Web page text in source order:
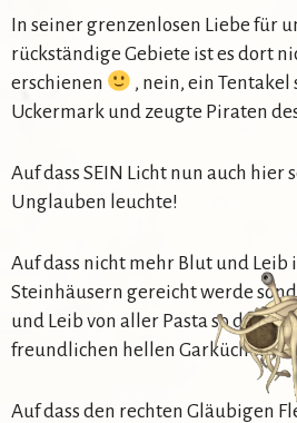
In seiner grenzenlosen Liebe für
rückständige Gebiete ist es dort
erschienen
, nein, ein
Uckermark und zeugte Piraten
Auf dass SEIN Licht nun auch hier
Unglauben leuchte!
Auf dass nicht mehr Blut und Leib
Steinhäusern gereicht werde
und Leib von aller Pasta so da ist
freundlichen hellen Garküchen.
Auf dass den rechten Gläubigen